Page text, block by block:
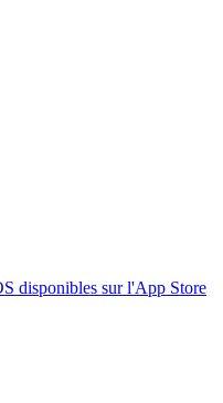
disponibles sur l'App Store